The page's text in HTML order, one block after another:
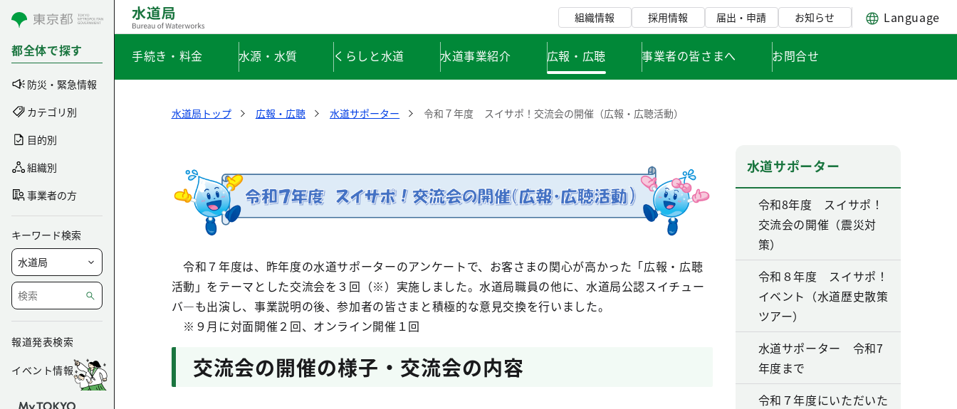
コンテンツにスキップ
都全体で探す
防災・緊急情報
カテゴリ別
目的別
組織別
事業者の方
キーワード検索
報道発表検索
イベント情報
組織情報 採用情報 届出・申請 お知らせ Language
手続き・料金 水源・水質 くらしと水道 水道事業紹介 広報・広聴 事業者の皆さまへ お問合せ
水道局トップ 広報・広聴 水道サポーター 令和７年度 スイサポ！交流会の開催（広報・広聴活動）
令和７年度は、昨年度の水道サポーターのアンケートで、お客さまの関心が高かった「広報・広聴
活動」をテーマとした交流会を３回（※）実施しました。水道局職員の他に、水道局公認スイチュー
バ―も出演し、事業説明の後、参加者の皆さまと積極的な意見交換を行いました。
※９月に対面開催２回、オンライン開催１回
交流会の開催の様子・交流会の内容
水道サポーター
令和8年度 スイサポ！
交流会の開催（震災対
策）
令和８年度 スイサポ！
イベント（水道歴史散策
ツアー）
水道サポーター 令和7
年度まで
令和７年度にいただいた